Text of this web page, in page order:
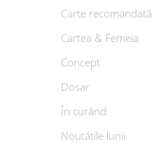
Carte recomandată
Cartea & Femeia
Concept
Dosar
În curând
Noutățile lunii